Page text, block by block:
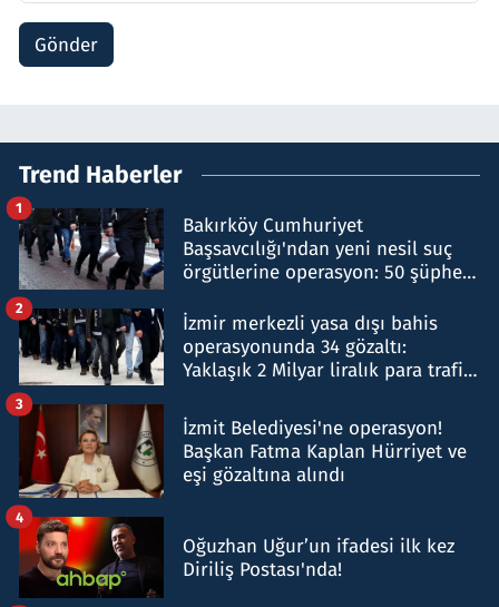
Gönder
Trend Haberler
Bakırköy Cumhuriyet
Başsavcılığı'ndan yeni nesil suç
örgütlerine operasyon: 50 şüpheli
1
İzmir merkezli yasa dışı bahis
operasyonunda 34 gözaltı:
Yaklaşık 2 Milyar liralık para trafiği
2
İzmit Belediyesi'ne operasyon!
Başkan Fatma Kaplan Hürriyet ve
eşi gözaltına alındı
3
Oğuzhan Uğur’un ifadesi ilk kez
Diriliş Postası'nda!
4